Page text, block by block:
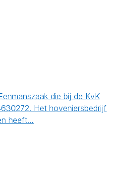
die bij de KvK
Het hoveniersbedrijf
heeft…